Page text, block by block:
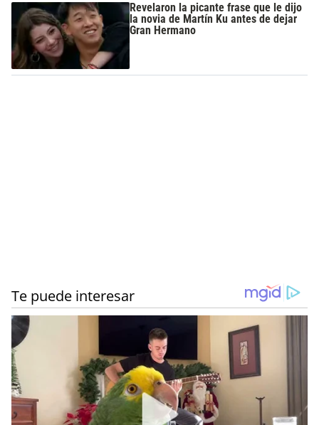
Revelaron la picante frase que le dijo
la novia de Martín Ku antes de dejar
Gran Hermano